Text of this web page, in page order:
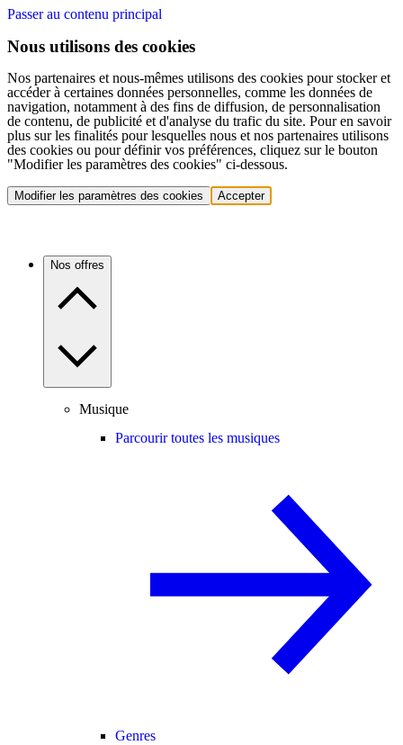
Passer au contenu principal
Nous utilisons des cookies
Nos partenaires et nous-mêmes utilisons des cookies pour stocker et
accéder à certaines données personnelles, comme les données de
navigation, notamment à des fins de diffusion, de personnalisation
de contenu, de publicité et d'analyse du trafic du site. Pour en savoir
plus sur les finalités pour lesquelles nous et nos partenaires utilisons
des cookies ou pour définir vos préférences, cliquez sur le bouton
"Modifier les paramètres des cookies" ci-dessous.
Modifier les paramètres des cookies Accepter
Nos offres
Musique
Parcourir toutes les musiques
Genres